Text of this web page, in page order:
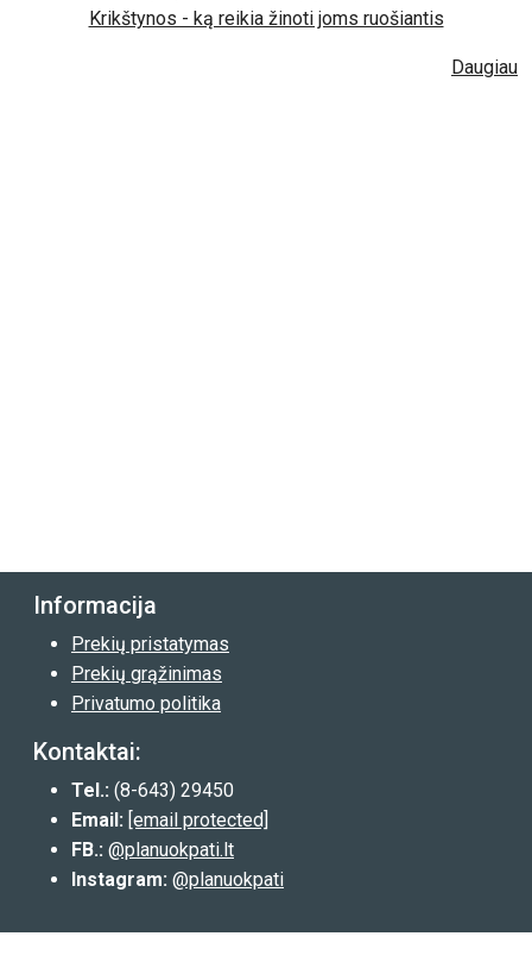
Krikštynų kvietimai - kaip juos paruošti?
Informacija
Prekių pristatymas
Prekių grąžinimas
Privatumo politika
Kontaktai:
Tel.: (8-643) 29450
Email: [email protected]
FB.: @planuokpati.lt
Instagram: @planuokpati